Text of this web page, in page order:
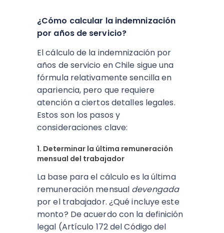
¿Cómo calcular la indemnización
por años de servicio?
El cálculo de la indemnización por
años de servicio en Chile sigue una
fórmula relativamente sencilla en
apariencia, pero que requiere
atención a ciertos detalles legales.
Estos son los pasos y
consideraciones clave:
1. Determinar la última remuneración
mensual del trabajador
La base para el cálculo es la última
remuneración mensual devengada
por el trabajador. ¿Qué incluye este
monto? De acuerdo con la definición
legal (Artículo 172 del Código del